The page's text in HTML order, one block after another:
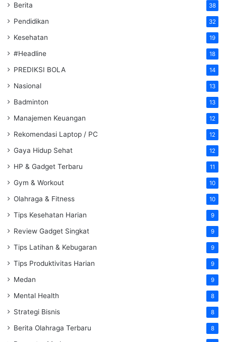
Berita 38
Pendidikan 32
Kesehatan 19
#Headline 18
PREDIKSI BOLA 14
Nasional 13
Badminton 13
Manajemen Keuangan 12
Rekomendasi Laptop / PC 12
Gaya Hidup Sehat 12
HP & Gadget Terbaru 11
Gym & Workout 10
Olahraga & Fitness 10
Tips Kesehatan Harian 9
Review Gadget Singkat 9
Tips Latihan & Kebugaran 9
Tips Produktivitas Harian 9
Medan 9
Mental Health 8
Strategi Bisnis 8
Berita Olahraga Terbaru 8